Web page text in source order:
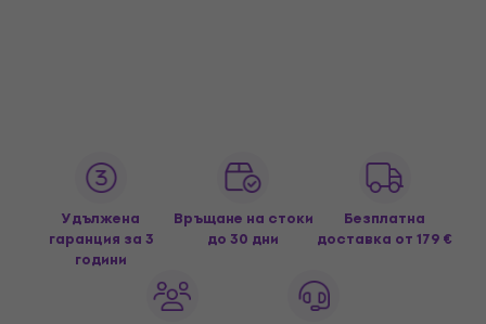
Удължена
гаранция за 3
години
Връщане на стоки
до 30 дни
Безплатна
доставка от 179 €